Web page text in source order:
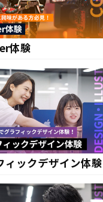
体験
ィックデザイン体験